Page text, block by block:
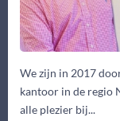
We zijn in 2017
kantoor in de regio
alle plezier bij...